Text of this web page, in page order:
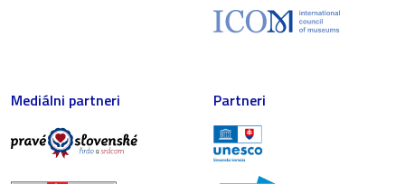
Mediálni partneri Partneri